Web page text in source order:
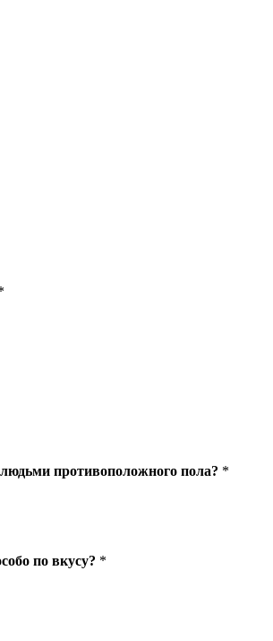
противоположного пола? *
по вкусу? *